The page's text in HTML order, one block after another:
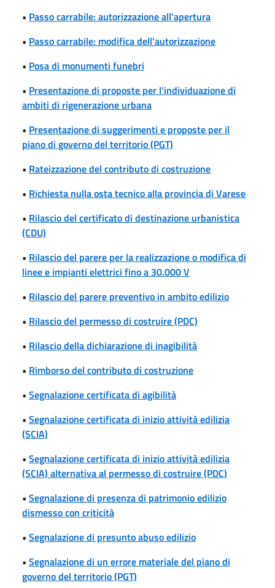
• Passo carrabile: autorizzazione all'apertura
• Passo carrabile: modifica dell'autorizzazione
• Posa di monumenti funebri
• Presentazione di proposte per l'individuazione di
ambiti di rigenerazione urbana
• Presentazione di suggerimenti e proposte per il
piano di governo del territorio (PGT)
• Rateizzazione del contributo di costruzione
• Richiesta nulla osta tecnico alla provincia di Varese
• Rilascio del certificato di destinazione urbanistica
(CDU)
• Rilascio del parere per la realizzazione o modifica di
linee e impianti elettrici fino a 30.000 V
• Rilascio del parere preventivo in ambito edilizio
• Rilascio del permesso di costruire (PDC)
• Rilascio della dichiarazione di inagibilità
• Rimborso del contributo di costruzione
• Segnalazione certificata di agibilità
• Segnalazione certificata di inizio attività edilizia
(SCIA)
• Segnalazione certificata di inizio attività edilizia
(SCIA) alternativa al permesso di costruire (PDC)
• Segnalazione di presenza di patrimonio edilizio
dismesso con criticità
• Segnalazione di presunto abuso edilizio
• Segnalazione di un errore materiale del piano di
governo del territorio (PGT)